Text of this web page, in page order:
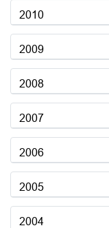
2010
2009
2008
2007
2006
2005
2004